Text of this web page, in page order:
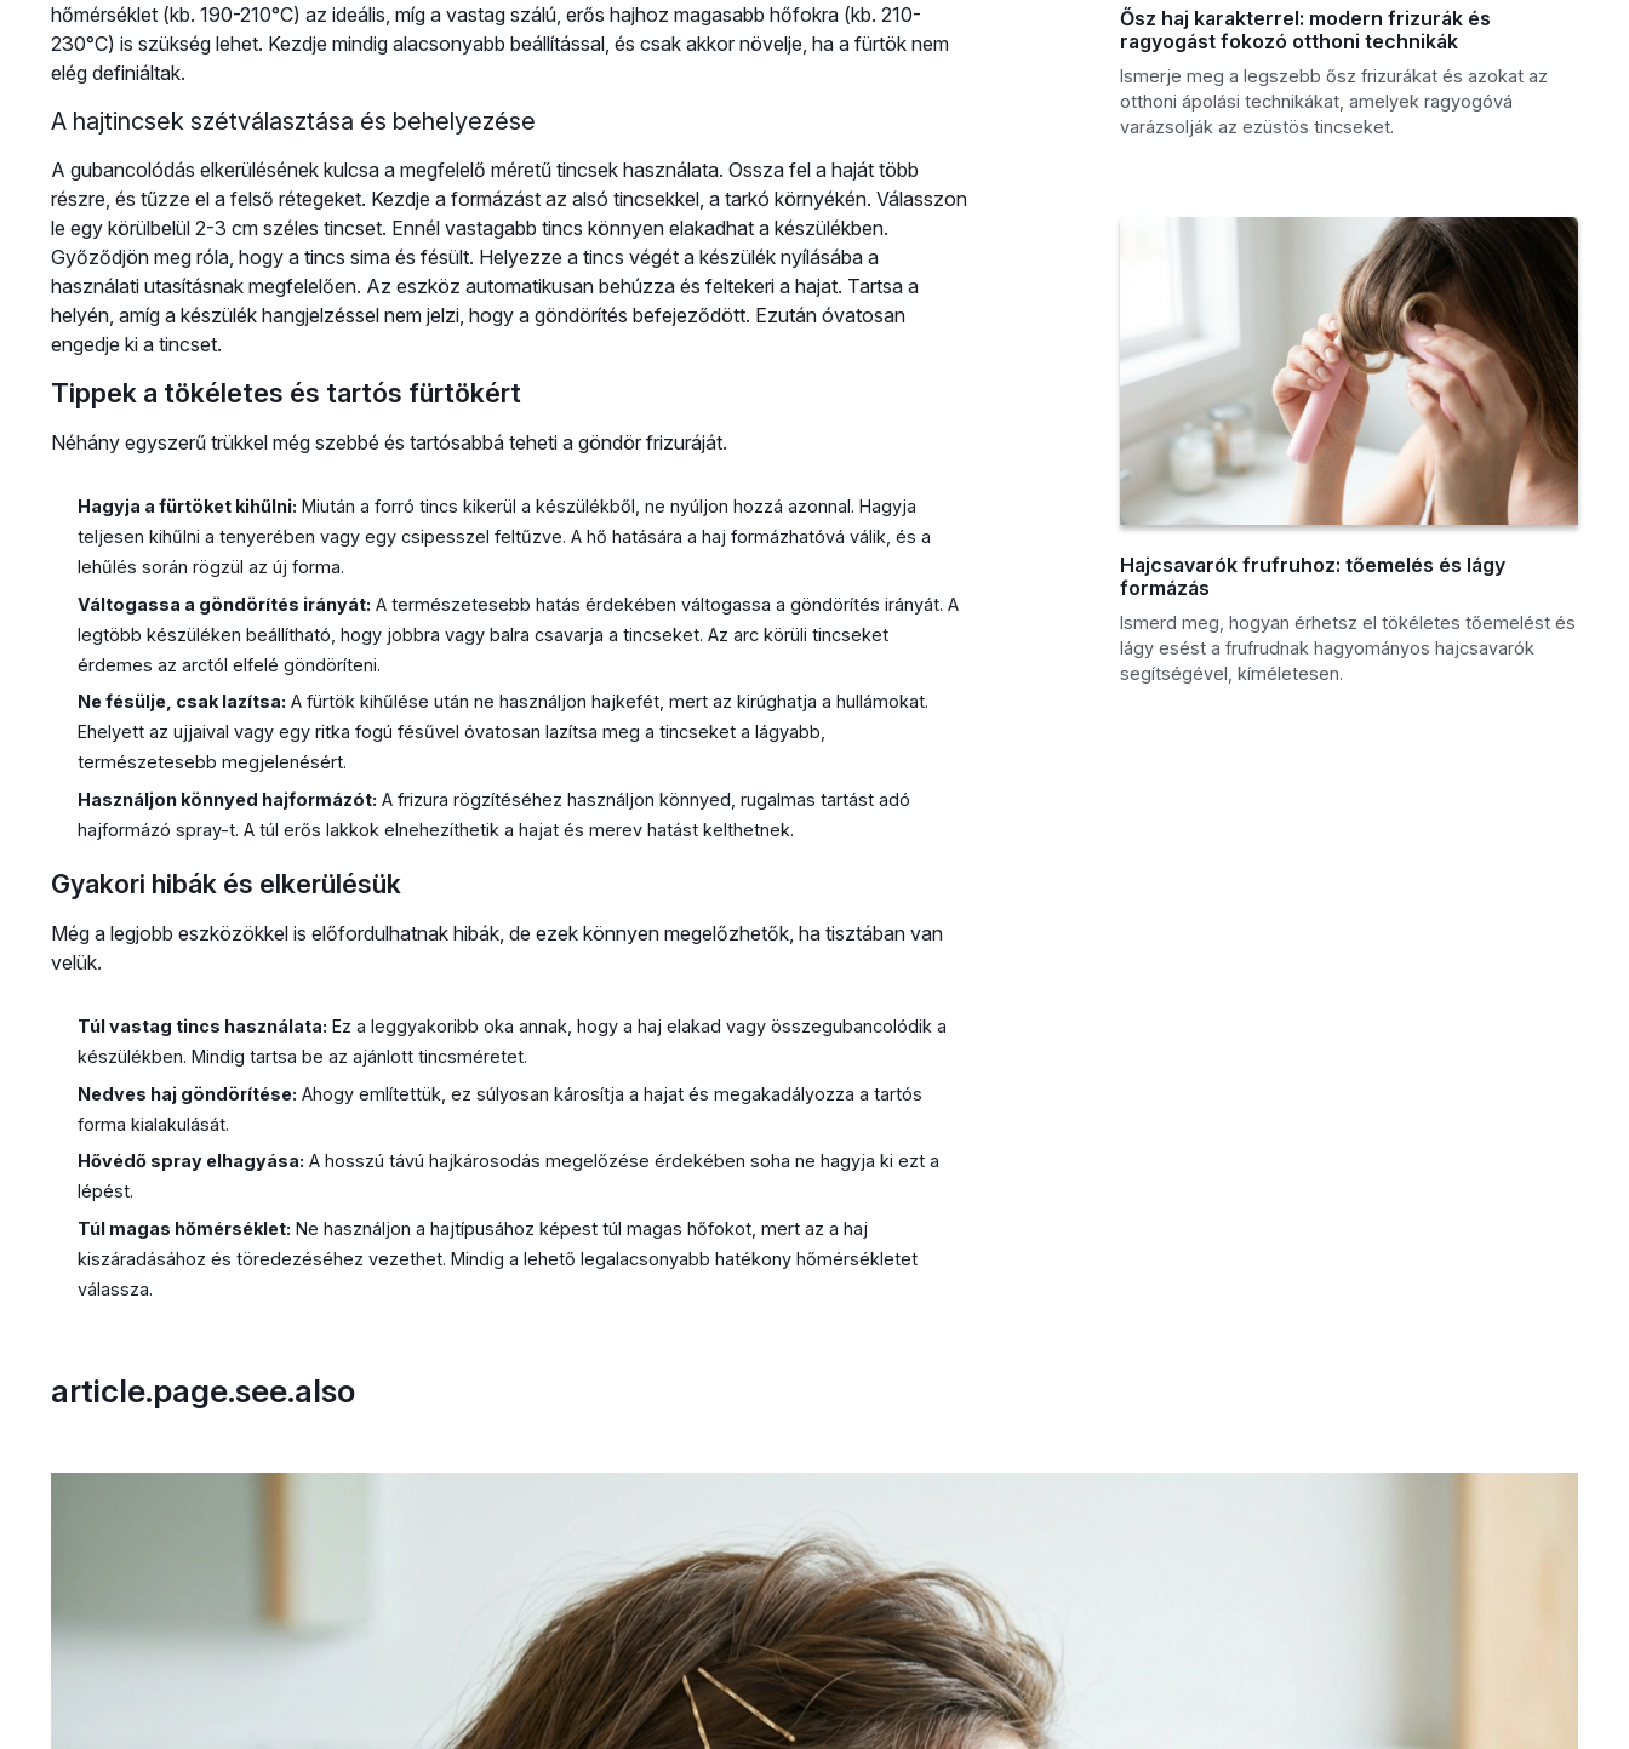
hőmérséklet (kb. 190-210°C) az ideális, míg a vastag szálú, erős hajhoz magasabb hőfokra (kb. 210-
230°C) is szükség lehet. Kezdje mindig alacsonyabb beállítással, és csak akkor növelje, ha a fürtök nem
elég definiáltak.
A hajtincsek szétválasztása és behelyezése
A gubancolódás elkerülésének kulcsa a megfelelő méretű tincsek használata. Ossza fel a haját több
részre, és tűzze el a felső rétegeket. Kezdje a formázást az alsó tincsekkel, a tarkó környékén. Válasszon
le egy körülbelül 2-3 cm széles tincset. Ennél vastagabb tincs könnyen elakadhat a készülékben.
Győződjön meg róla, hogy a tincs sima és fésült. Helyezze a tincs végét a készülék nyílásába a
használati utasításnak megfelelően. Az eszköz automatikusan behúzza és feltekeri a hajat. Tartsa a
helyén, amíg a készülék hangjelzéssel nem jelzi, hogy a göndörítés befejeződött. Ezután óvatosan
engedje ki a tincset.
Tippek a tökéletes és tartós fürtökért
Néhány egyszerű trükkel még szebbé és tartósabbá teheti a göndör frizuráját.
Hagyja a fürtöket kihűlni: Miután a forró tincs kikerül a készülékből, ne nyúljon hozzá azonnal. Hagyja
teljesen kihűlni a tenyerében vagy egy csipesszel feltűzve. A hő hatására a haj formázhatóvá válik, és a
lehűlés során rögzül az új forma.
Váltogassa a göndörítés irányát: A természetesebb hatás érdekében váltogassa a göndörítés irányát. A
legtöbb készüléken beállítható, hogy jobbra vagy balra csavarja a tincseket. Az arc körüli tincseket
érdemes az arctól elfelé göndöríteni.
Ne fésülje, csak lazítsa: A fürtök kihűlése után ne használjon hajkefét, mert az kirúghatja a hullámokat.
Ehelyett az ujjaival vagy egy ritka fogú fésűvel óvatosan lazítsa meg a tincseket a lágyabb,
természetesebb megjelenésért.
Használjon könnyed hajformázót: A frizura rögzítéséhez használjon könnyed, rugalmas tartást adó
hajformázó spray-t. A túl erős lakkok elnehezíthetik a hajat és merev hatást kelthetnek.
Gyakori hibák és elkerülésük
Még a legjobb eszközökkel is előfordulhatnak hibák, de ezek könnyen megelőzhetők, ha tisztában van
velük.
Túl vastag tincs használata: Ez a leggyakoribb oka annak, hogy a haj elakad vagy összegubancolódik a
készülékben. Mindig tartsa be az ajánlott tincsméretet.
Nedves haj göndörítése: Ahogy említettük, ez súlyosan károsítja a hajat és megakadályozza a tartós
forma kialakulását.
Hővédő spray elhagyása: A hosszú távú hajkárosodás megelőzése érdekében soha ne hagyja ki ezt a
lépést.
Túl magas hőmérséklet: Ne használjon a hajtípusához képest túl magas hőfokot, mert az a haj
kiszáradásához és töredezéséhez vezethet. Mindig a lehető legalacsonyabb hatékony hőmérsékletet
válassza.
Ősz haj karakterrel: modern frizurák és
ragyogást fokozó otthoni technikák
Ismerje meg a legszebb ősz frizurákat és azokat az
otthoni ápolási technikákat, amelyek ragyogóvá
varázsolják az ezüstös tincseket.
Hajcsavarók frufruhoz: tőemelés és lágy
formázás
Ismerd meg, hogyan érhetsz el tökéletes tőemelést és
lágy esést a frufrudnak hagyományos hajcsavarók
segítségével, kíméletesen.
article.page.see.also